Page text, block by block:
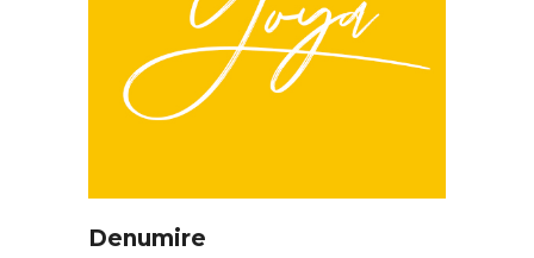
Denumire